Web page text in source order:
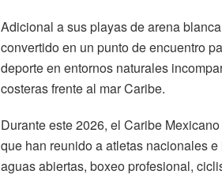
Adicional a sus playas de arena
convertido en un punto de encuentro
deporte en entornos naturales
costeras frente al mar Caribe.
Durante este 2026, el Caribe
que han reunido a atletas nacionales
aguas abiertas, boxeo profesional,